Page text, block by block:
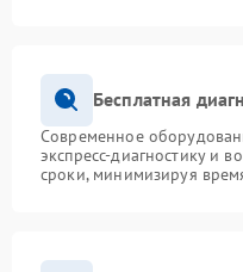
Бесплатная
Современное
экспресс-диагностику и
сроки, минимизируя